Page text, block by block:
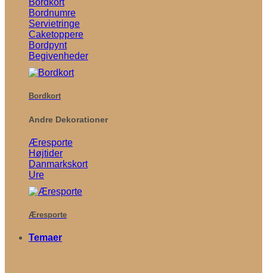
Bordkort
Bordnumre
Servietringe
Caketoppere
Bordpynt
Begivenheder
Bordkort
Andre Dekorationer
Æresporte
Højtider
Danmarkskort
Ure
Æresporte
Temaer